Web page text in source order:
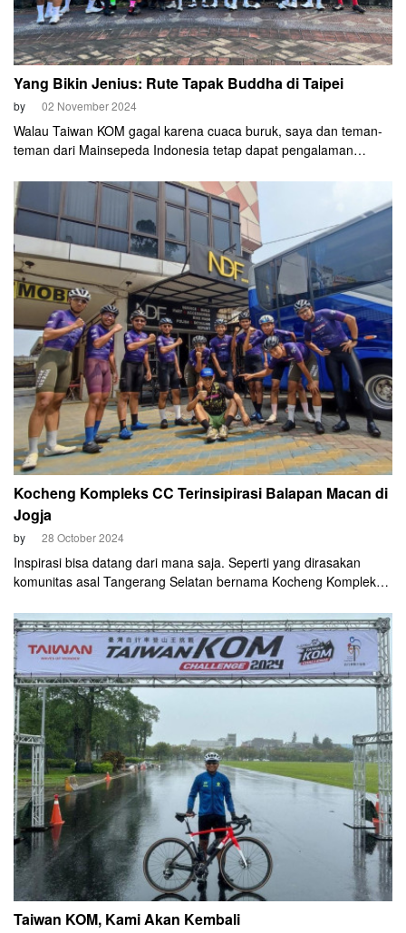
Yang Bikin Jenius: Rute Tapak Buddha di Taipei
by 02 November 2024
Walau Taiwan KOM gagal karena cuaca buruk, saya dan teman-
teman dari Mainsepeda Indonesia tetap dapat pengalaman
teman-teman Indonesian Cyclist in Taiwan (ICT) merasakan rute
terpopuler di Taipei. Yaitu rute "Buddha's Palm" (Tapak Buddha
alias Five Fingers). Dan setelah menyelesaikannya, saya katakan
ini rute jenius!
Kocheng Kompleks CC Terinsipirasi Balapan Macan di
Jogja
by 28 October 2024
Inspirasi bisa datang dari mana saja. Seperti yang dirasakan
komunitas asal Tangerang Selatan bernama Kocheng Komplek
mengegelitik.
Taiwan KOM, Kami Akan Kembali